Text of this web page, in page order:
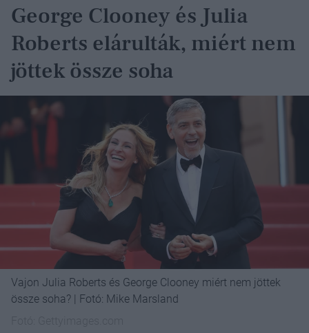
George Clooney és Julia
Roberts elárulták, miért nem
jöttek össze soha
Vajon Julia Roberts és George Clooney miért nem jöttek
össze soha? | Fotó: Mike Marsland